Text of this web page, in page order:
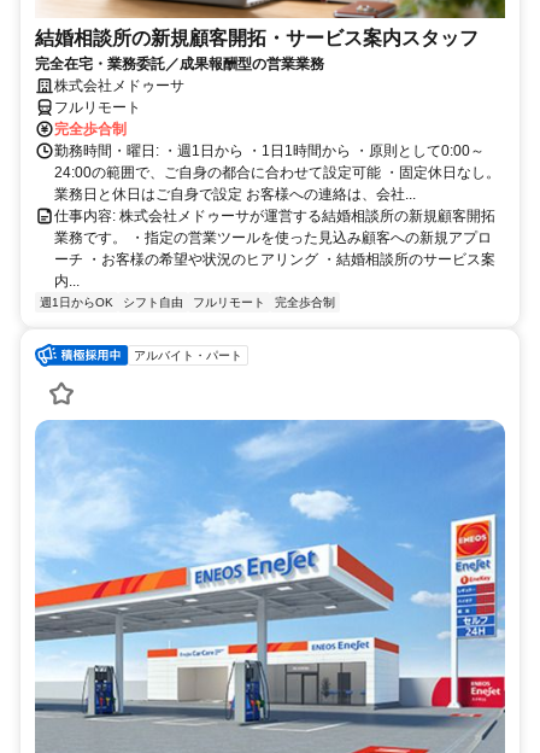
結婚相談所の新規顧客開拓・サービス案内スタッフ
完全在宅・業務委託／成果報酬型の営業業務
株式会社メドゥーサ
フルリモート
完全歩合制
勤務時間・曜日: ・週1日から ・1日1時間から ・原則として0:00～
24:00の範囲で、ご自身の都合に合わせて設定可能 ・固定休日なし。
業務日と休日はご自身で設定 お客様への連絡は、会社...
仕事内容: 株式会社メドゥーサが運営する結婚相談所の新規顧客開拓
業務です。 ・指定の営業ツールを使った見込み顧客への新規アプロ
ーチ ・お客様の希望や状況のヒアリング ・結婚相談所のサービス案
内...
週1日からOK シフト自由 フルリモート 完全歩合制
アルバイト・パート